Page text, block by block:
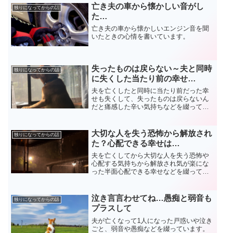
独りになってからの話
亡き夫の車から懐かしい音がし
た…
亡き夫の車から懐かしいエンジン音を聞
いたときの心情を書いています。
独りになってからの話
失ったものは戻らない～夫と同時
に失くした当たり前の幸せ…
夫を亡くしたと同時に当たり前だった幸
せも失くして、失ったものは戻らないん
だと痛感した辛い気持ちなどを綴ってい
独りになってからの話
大切な人を失う恐怖から解放され
た？心配できる幸せは…
夫を亡くしてから大切な人を失う恐怖や
心配する気持ちから解放され気が楽にな
った半面心配できる幸せなどを綴ってい
独りになってからの話
泣き言言わせてね…愚痴と弱音も
プラスして
夫が亡くなって1人になった戸惑いや泣き
ごと、弱音や愚痴などを綴っています。